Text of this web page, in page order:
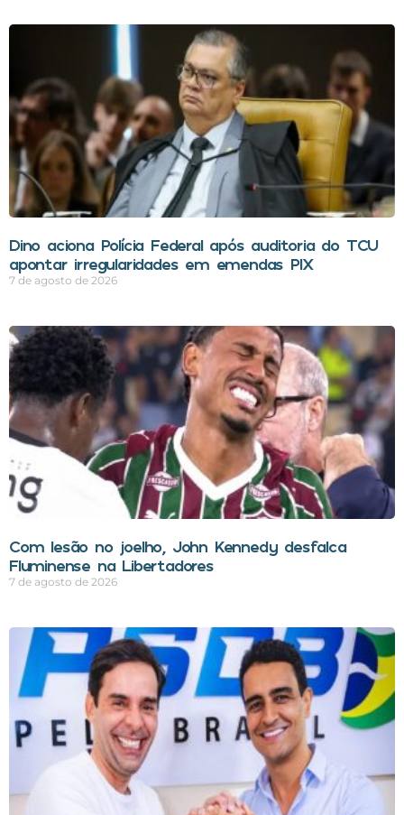
Dino aciona Polícia Federal após auditoria do TCU
apontar irregularidades em emendas PIX
7 de agosto de 2026
Com lesão no joelho, John Kennedy desfalca
Fluminense na Libertadores
7 de agosto de 2026